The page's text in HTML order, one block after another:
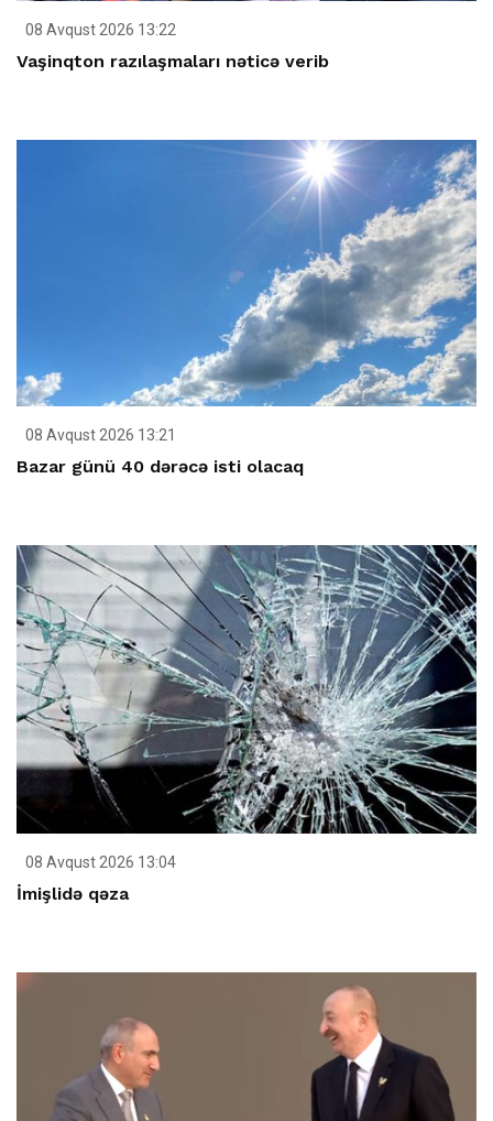
08 Avqust 2026 13:22
Vaşinqton razılaşmaları nəticə verib
08 Avqust 2026 13:21
Bazar günü 40 dərəcə isti olacaq
08 Avqust 2026 13:04
İmişlidə qəza